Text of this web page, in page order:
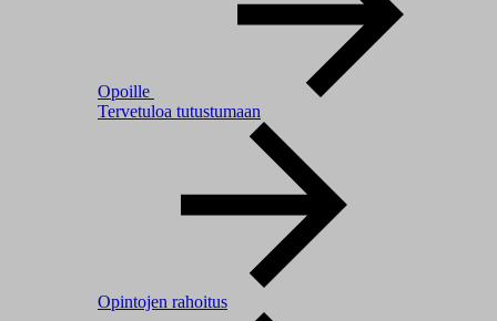
Opoille
Tervetuloa tutustumaan
Opintojen rahoitus